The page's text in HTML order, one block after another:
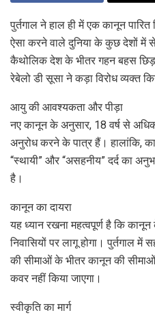
पुर्तगाल ने हाल ही में एक कानून
ऐसा करने वाले दुनिया के कुछ देशों
कैथोलिक देश के भीतर गहन बहस छिड़
रेबेलो डी सूसा ने कड़ा विरोध व्यक्त
आयु की आवश्यकता और पीड़ा
नए कानून के अनुसार, 18 वर्ष से
अनुरोध करने के पात्र हैं। हालांकि,
“स्थायी” और “असहनीय” दर्द का
है।
कानून का दायरा
यह ध्यान रखना महत्वपूर्ण है कि
निवासियों पर लागू होगा। पुर्तगाल में
की सीमाओं के भीतर कानून की
कवर नहीं किया जाएगा।
स्वीकृति का मार्ग